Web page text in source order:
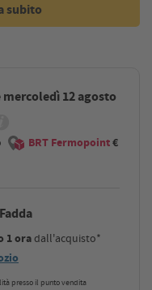
subito
mercoledì 12 agosto
BRT Fermopoint€
1 oradall'acquisto*
presso il punto vendita